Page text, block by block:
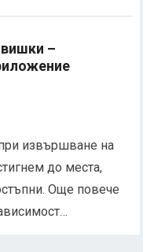
–
извършване на
до места,
Още повече